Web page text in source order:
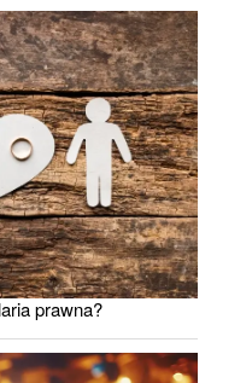
prawna?